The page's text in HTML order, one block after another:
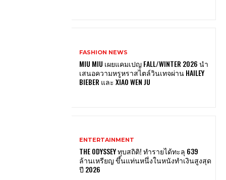
FASHION NEWS
MIU MIU เผยแคมเปญ FALL/WINTER 2026 นำ
เสนอความหรูหราสไตล์วินเทจผ่าน HAILEY
BIEBER และ XIAO WEN JU
ENTERTAINMENT
THE ODYSSEY ทุบสถิติ! ทำรายได้ทะลุ 639
ล้านเหรียญ ขึ้นแท่นหนึ่งในหนังทำเงินสูงสุด
ปี 2026